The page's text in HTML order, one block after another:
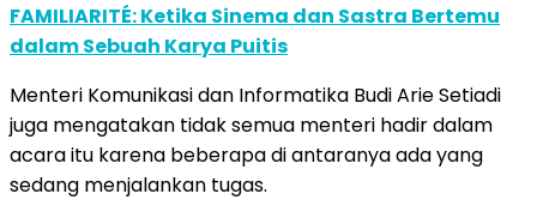
FAMILIARITÉ: Ketika Sinema dan Sastra Bertemu
dalam Sebuah Karya Puitis
Menteri Komunikasi dan Informatika Budi Arie Setiadi
juga mengatakan tidak semua menteri hadir dalam
acara itu karena beberapa di antaranya ada yang
sedang menjalankan tugas.